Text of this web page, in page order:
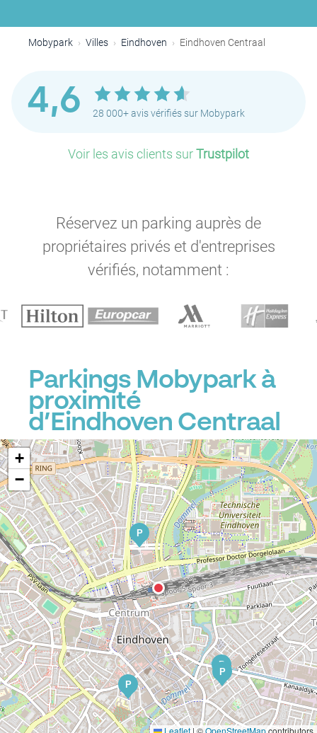
Mobypark Villes Eindhoven Eindhoven Centraal
4,6 28 000+ avis vérifiés sur Mobypark
Voir les avis clients surTrustpilot
Réservez un parking auprès de
propriétaires privés et d'entreprises
vérifiés, notamment :
Parkings Mobypark à
proximité
d’Eindhoven Centraal
P
P
P
P
+
−